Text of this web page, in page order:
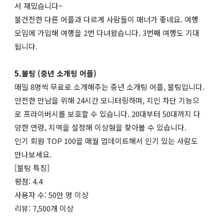
서 재밌습니다~
불건전한 다른 어플과 다르게 사람들이 매너가 좋네요. 여행
모임에 가입해 여행을 2번 다녀왔습니다. 3번째 여행도 기대
됩니다.
5.불팅 (중년 소개팅 어플)
매일 8명씩 무료로 소개해주는 중년 소개팅 어플, 불팅입니다.
안전한 만남을 위해 24시간 모니터링하며, 지인 차단 기능으
로 프라이버시를 보호할 수 있습니다. 20대부터 50대까지 다
양한 연령, 지역을 설정해 이상형을 찾아볼 수 있습니다.
인기 회원 TOP 100을 매월 업데이트해서 인기 있는 사람도
만나보세요.
[불팅 특징]
평점: 4.4
사용자 수: 50만 명 이상
리뷰: 7,500개 이상